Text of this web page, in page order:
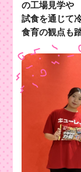
の工場見学や
試食を通じて
食育の観点も